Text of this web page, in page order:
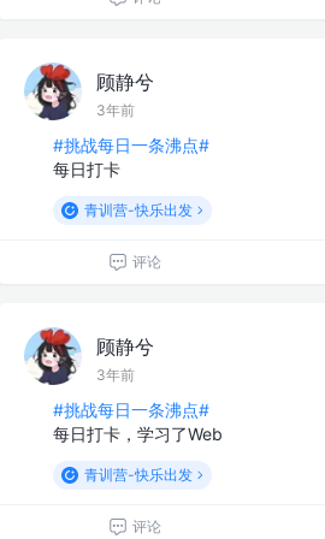
顾静兮
3年前
#挑战每日一条沸点#
每日打卡
青训营-快乐出发
评论
顾静兮
3年前
#挑战每日一条沸点#
每日打卡，学习了Web
青训营-快乐出发
评论